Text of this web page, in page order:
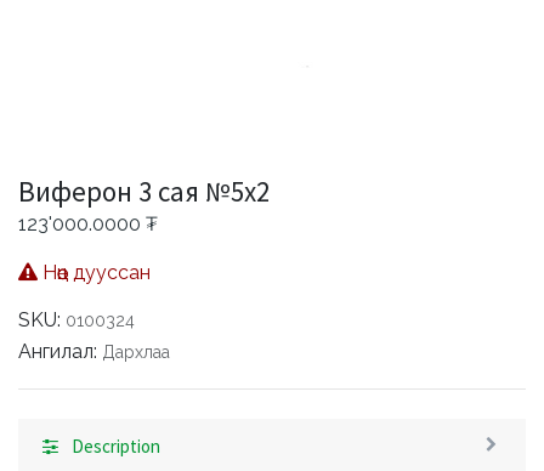
Виферон 3 сая №5х2
123'000.0000 ₮
Нөөц дууссан
SKU: 0100324
Ангилал: Дархлаа
Description